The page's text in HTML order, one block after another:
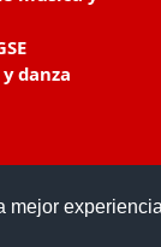
danza